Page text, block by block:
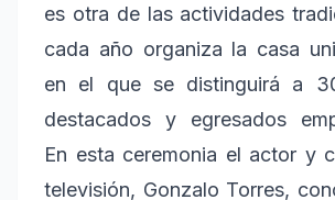
es otra de las actividades
cada año organiza la casa
en el que se distinguirá a
destacados y egresados
En esta ceremonia el actor y
televisión, Gonzalo Torres,